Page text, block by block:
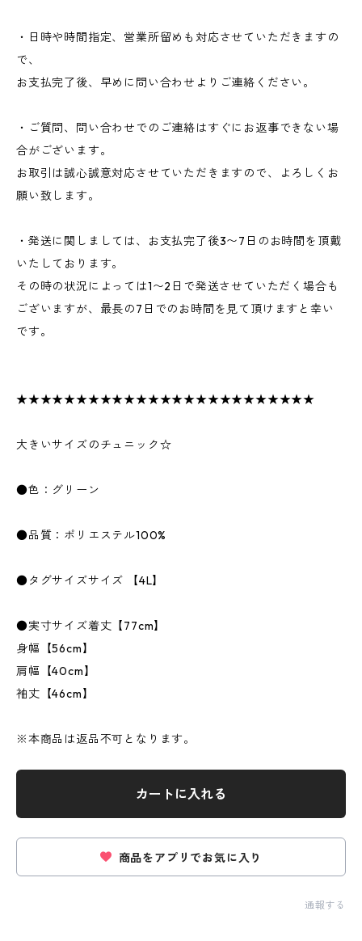
・日時や時間指定、営業所留めも対応させていただきますの
で、
お支払完了後、早めに問い合わせよりご連絡ください。
・ご質問、問い合わせでのご連絡はすぐにお返事できない場
合がございます。
お取引は誠心誠意対応させていただきますので、よろしくお
願い致します。
・発送に関しましては、お支払完了後3〜7日のお時間を頂戴
いたしております。
その時の状況によっては1〜2日で発送させていただく場合も
ございますが、最長の7日でのお時間を見て頂けますと幸い
です。
★★★★★★★★★★★★★★★★★★★★★★★★★
大きいサイズのチュニック☆
●色：グリーン
●品質：ポリエステル100%
●タグサイズサイズ 【4L】
●実寸サイズ着丈【77cm】
身幅【56cm】
肩幅【40cm】
袖丈【46cm】
※本商品は返品不可となります。
カートに入れる
商品をアプリでお気に入り
通報する